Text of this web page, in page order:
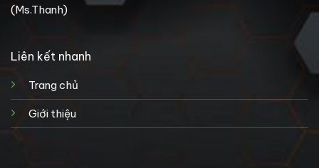
(Ms.Thanh)
Liên kết nhanh
Trang chủ
Giới thiệu